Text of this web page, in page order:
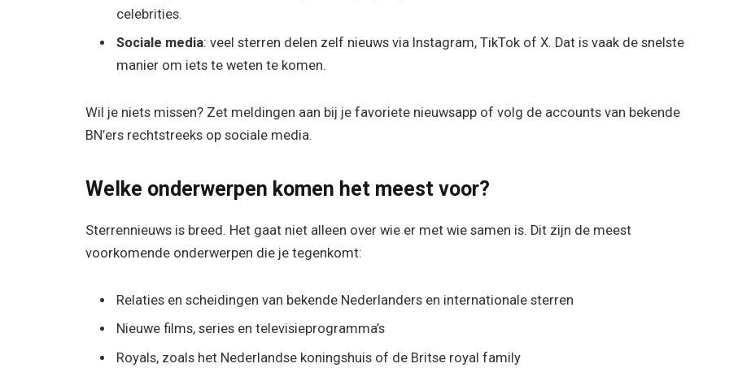
celebrities.
Sociale media: veel sterren delen zelf nieuws via Instagram, TikTok of X. Dat is vaak de snelste
manier om iets te weten te komen.
Wil je niets missen? Zet meldingen aan bij je favoriete nieuwsapp of volg de accounts van bekende
BN’ers rechtstreeks op sociale media.
Welke onderwerpen komen het meest voor?
Sterrennieuws is breed. Het gaat niet alleen over wie er met wie samen is. Dit zijn de meest
voorkomende onderwerpen die je tegenkomt:
Relaties en scheidingen van bekende Nederlanders en internationale sterren
Nieuwe films, series en televisieprogramma’s
Royals, zoals het Nederlandse koningshuis of de Britse royal family